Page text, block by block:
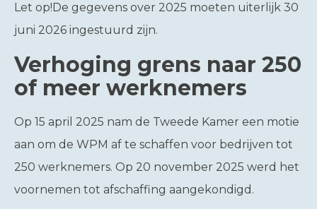
Let op!De gegevens over 2025 moeten uiterlijk 30
juni 2026 ingestuurd zijn.
Verhoging grens naar 250
of meer werknemers
Op 15 april 2025 nam de Tweede Kamer een motie
aan om de WPM af te schaffen voor bedrijven tot
250 werknemers. Op 20 november 2025 werd het
voornemen tot afschaffing aangekondigd.